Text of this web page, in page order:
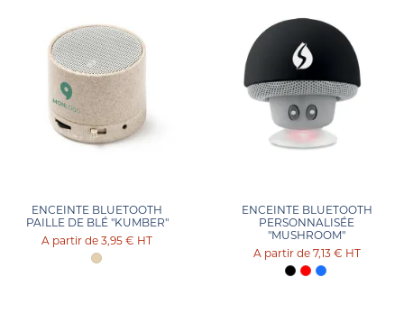
ENCEINTE BLUETOOTH
PAILLE DE BLÉ "KUMBER"
3,95 € HT
ENCEINTE BLUETOOTH
PERSONNALISÉE
"MUSHROOM"
7,13 € HT